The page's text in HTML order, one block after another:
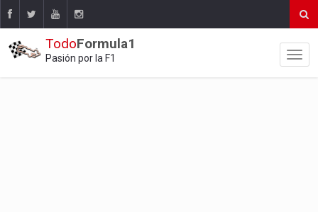
TodoFormula1
Pasión por la F1